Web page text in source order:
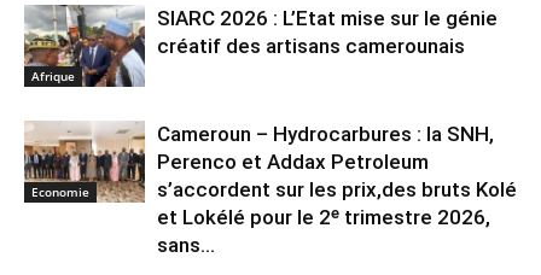
Afrique
SIARC 2026 : L’Etat mise sur le génie
créatif des artisans camerounais
Economie
Cameroun – Hydrocarbures : la SNH,
Perenco et Addax Petroleum
s’accordent sur les prix,des bruts Kolé
et Lokélé pour le 2ᵉ trimestre 2026,
sans...